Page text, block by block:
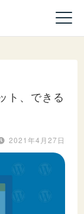
ト、できる
2021年4月27日